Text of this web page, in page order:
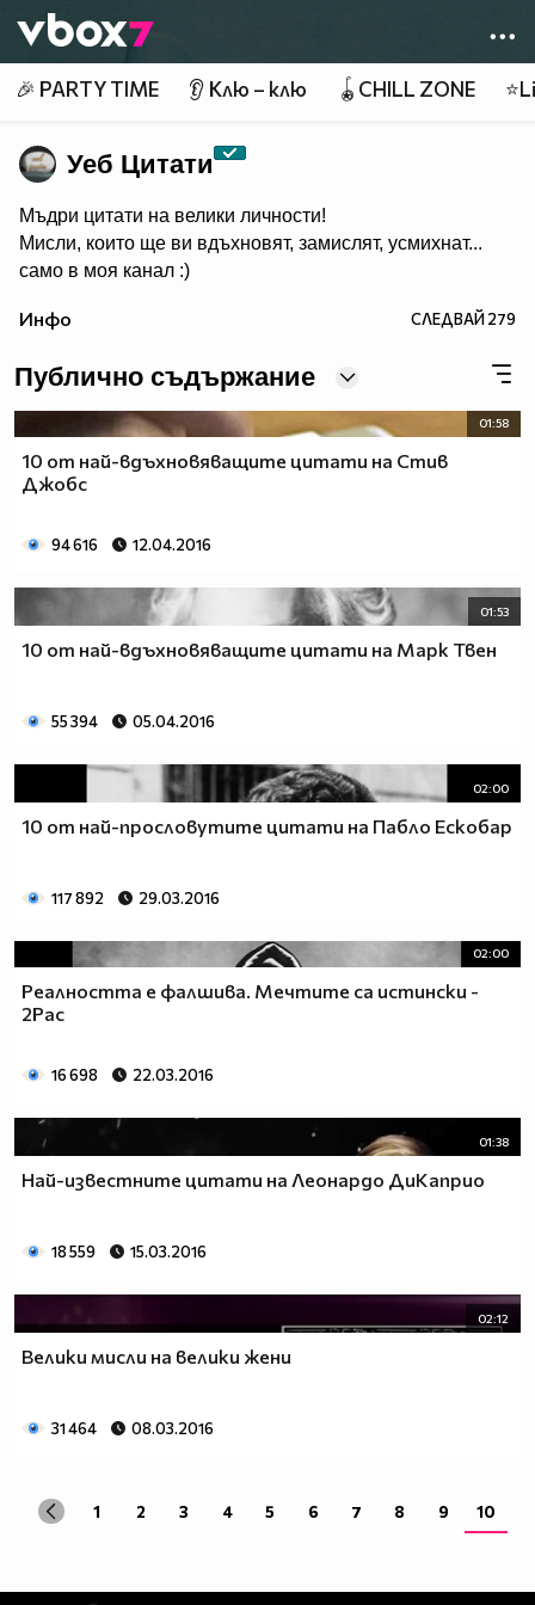
👾
🎉 PARTY TIME 👂 Клю – клю 🪀CHILL ZONE
Уеб Цитати
Мъдри цитати на велики личности!
Мисли, които ще ви вдъхновят, замислят, усмихнат...
само в моя канал :)
Инфо СЛЕДВАЙ279
Публично съдържание
01:58
10 от най-вдъхновяващите цитати на Стив
Джобс
94 616 12.04.2016
01:53
10 от най-вдъхновяващите цитати на Марк Твен
55 394 05.04.2016
02:00
10 от най-прословутите цитати на Пабло Ескобар
117 892 29.03.2016
02:00
Реалността е фалшива. Мечтите са истински -
2Pac
16 698 22.03.2016
01:38
Най-известните цитати на Леонардо ДиКаприо
18 559 15.03.2016
02:12
Велики мисли на велики жени
31 464 08.03.2016
1 2 3 4 5 6 7 8 9 10